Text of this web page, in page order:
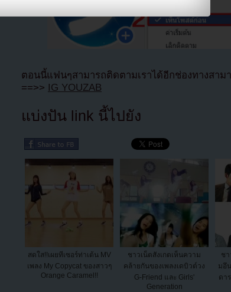
ตอนนี้แฟนๆสามารถติดตามเราได้อีกช่องทางสา
==>> IG YOUZAB
แบ่งปัน link นี้ไปยัง
สดใส!!เผยทีเซอร์ท่าเต้น MV
เพลง My Copycat ของสาวๆ
Orange Caramel!!
ชาวเน็ตสังเกตเห็นความ
คล้ายกันของเพลงเดบิวต์วง
G-Friend และ Girls'
Generation
ช
มอึ
ดา